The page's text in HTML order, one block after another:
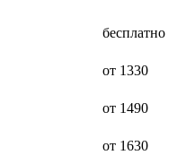
бесплатно
от 1330
от 1490
от 1630